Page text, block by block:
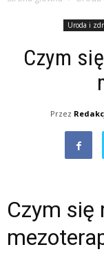
Uroda i
Czym
Przez
Czym się